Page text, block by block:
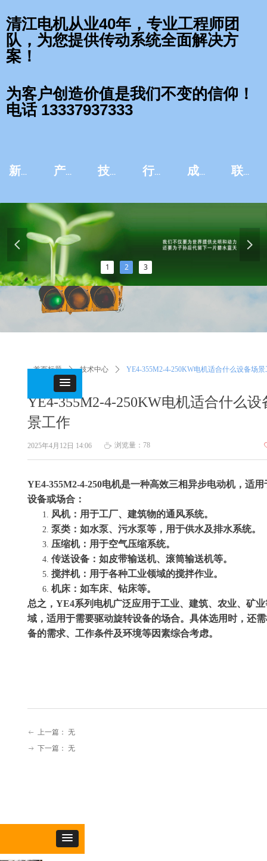
新闻资讯 产品中心 技术服务 行业应用 成功案例 联系我们
1 2 3
넳 넲
清江电机从业40年，专业工程师团
队，为您提供传动系统全面解决方
案！
为客户创造价值是我们不变的信仰！
电话 13337937333
YE4-355M2-4-250KW电机适合什么设
景工作
首页标题 ꄲ 技术中心 ꄲ YE4-355M2-4-250KW电机适合什么设备场景
YE4-355M2-4-250电机是一种高效三相异步电动机，适用
设备或场合：
‌风机‌：用于工厂、建筑物的通风系统。
‌泵类‌：如水泵、污水泵等，用于供水及排水系统。
‌压缩机‌：用于空气压缩系统。
‌传送设备‌：如皮带输送机、滚筒输送机等。
‌搅拌机‌：用于各种工业领域的搅拌作业。
‌机床‌：如车床、钻床等。
总之，YE4系列电机广泛应用于工业、建筑、农业、矿
域，适用于需要驱动旋转设备的场合。具体选用时，还
备的需求、工作条件及环境等因素综合考虑。
2025年4月12日 14:06 ꄘ 浏览量： 78
ꂃ 上一篇： 无
ꁹ 下一篇： 无